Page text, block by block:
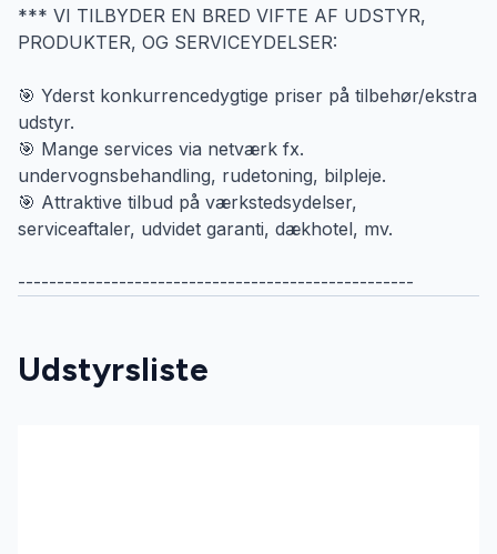
*** VI TILBYDER EN BRED VIFTE AF UDSTYR,
PRODUKTER, OG SERVICEYDELSER:
🎯 Yderst konkurrencedygtige priser på tilbehør/ekstra
udstyr.
🎯 Mange services via netværk fx.
undervognsbehandling, rudetoning, bilpleje.
🎯 Attraktive tilbud på værkstedsydelser,
serviceaftaler, udvidet garanti, dækhotel, mv.
---------------------------------------------------
Udstyrsliste